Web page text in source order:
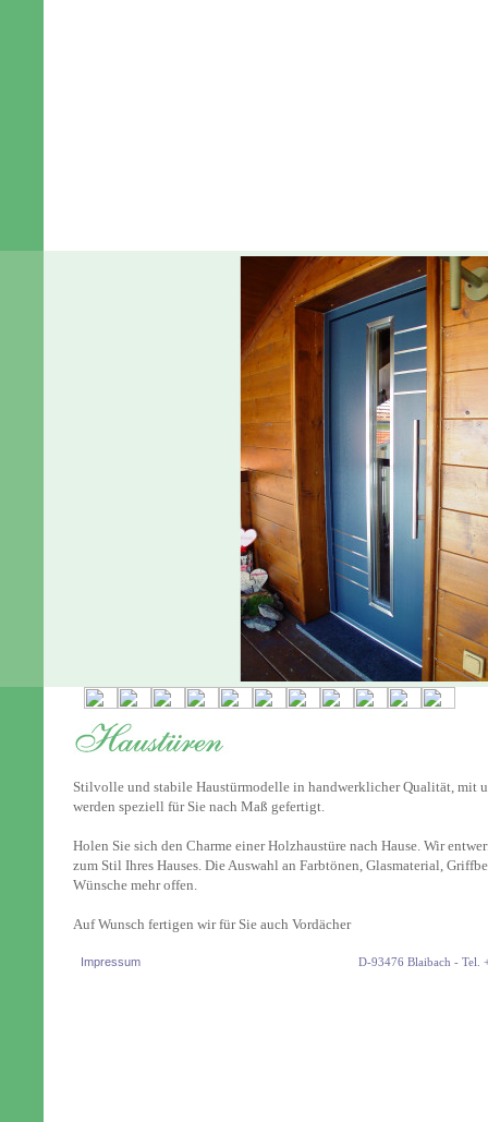
Stilvolle und stabile Haustürmodelle in handwerklicher Qualität, mit
werden speziell für Sie nach Maß gefertigt.
Holen Sie sich den Charme einer Holzhaustüre nach Hause. Wir
zum Stil Ihres Hauses. Die Auswahl an Farbtönen, Glasmaterial,
Wünsche mehr offen.
Auf Wunsch fertigen wir für Sie auch Vordächer
Impressum D-93476 Blaibach - Tel.